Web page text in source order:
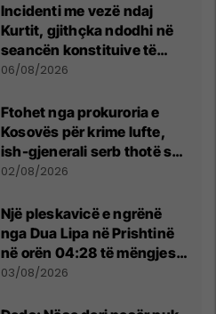
Incidenti me vezë ndaj
Kurtit, gjithçka ndodhi në
seancën konstituive të
Kuvendit
06/08/2026
Ftohet nga prokuroria e
Kosovës për krime lufte,
ish-gjenerali serb thotë se
dikush e tradhtoi në
02/08/2026
Një pleskavicë e ngrënë
nga Dua Lipa në Prishtinë
në orën 04:28 të mëngjesit
- dhe bota digjitale serbe
03/08/2026